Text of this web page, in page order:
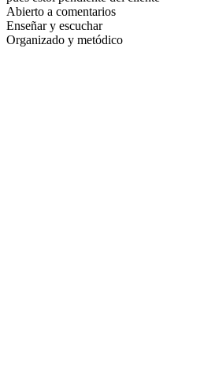
Abierto a comentarios
Enseñar y escuchar
Organizado y metódico